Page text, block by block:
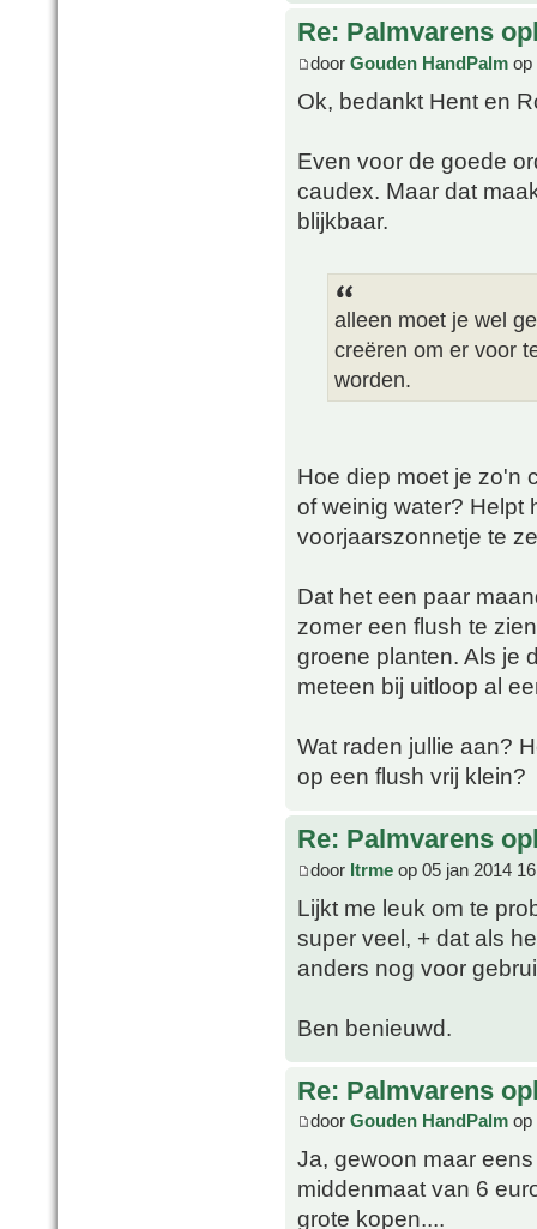
Re: Palmvarens
door Gouden HandPalm op
Ok, bedankt Hent en
Even voor de goede
caudex. Maar dat
blijkbaar.
alleen moet je wel
creëren om er voor
worden.
Hoe diep moet je zo'n
of weinig water? Helpt
voorjaarszonnetje te
Dat het een paar
zomer een flush te
groene planten. Als je
meteen bij uitloop al
Wat raden jullie aan?
op een flush vrij klein?
Re: Palmvarens
door Itrme op 05 jan 2014
Lijkt me leuk om te
super veel, + dat als
anders nog voor
Ben benieuwd.
Re: Palmvarens
door Gouden HandPalm op
Ja, gewoon maar
middenmaat van 6
grote kopen....